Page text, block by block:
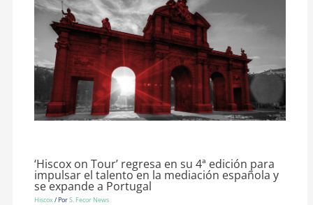
‘Hiscox on Tour’ regresa en su 4ª edición para
impulsar el talento en la mediación española y
se expande a Portugal
Hiscox/ PorS. Fecor News